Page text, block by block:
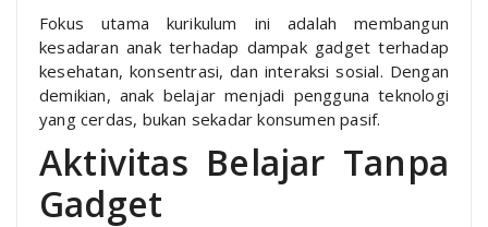
Fokus utama kurikulum ini adalah membangun
kesadaran anak terhadap dampak gadget terhadap
kesehatan, konsentrasi, dan interaksi sosial. Dengan
demikian, anak belajar menjadi pengguna teknologi
yang cerdas, bukan sekadar konsumen pasif.
Aktivitas Belajar Tanpa
Gadget